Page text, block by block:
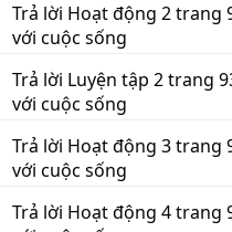
Trả lời Hoạt động 2 trang
với cuộc sống
Trả lời Luyện tập 2 trang
với cuộc sống
Trả lời Hoạt động 3 trang
với cuộc sống
Trả lời Hoạt động 4 trang